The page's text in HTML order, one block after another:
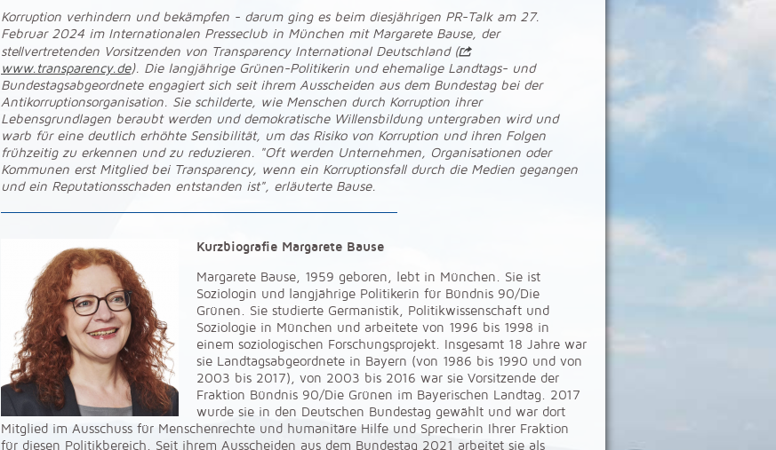
Korruption verhindern und bekämpfen - darum ging es beim diesjährigen PR-Talk am 27.
Februar 2024 im Internationalen Presseclub in München mit Margarete Bause, der
stellvertretenden Vorsitzenden von Transparency International Deutschland (
www.transparency.de). Die langjährige Grünen-Politikerin und ehemalige Landtags- und
Bundestagsabgeordnete engagiert sich seit ihrem Ausscheiden aus dem Bundestag bei der
Antikorruptionsorganisation. Sie schilderte, wie Menschen durch Korruption ihrer
Lebensgrundlagen beraubt werden und demokratische Willensbildung untergraben wird und
warb für eine deutlich erhöhte Sensibilität, um das Risiko von Korruption und ihren Folgen
frühzeitig zu erkennen und zu reduzieren. "Oft werden Unternehmen, Organisationen oder
Kommunen erst Mitglied bei Transparency, wenn ein Korruptionsfall durch die Medien gegangen
und ein Reputationsschaden entstanden ist", erläuterte Bause.
Kurzbiografie Margarete Bause
Margarete Bause, 1959 geboren, lebt in München. Sie ist
Soziologin und langjährige Politikerin für Bündnis 90/Die
Grünen. Sie studierte Germanistik, Politikwissenschaft und
Soziologie in München und arbeitete von 1996 bis 1998 in
einem soziologischen Forschungsprojekt. Insgesamt 18 Jahre war
sie Landtagsabgeordnete in Bayern (von 1986 bis 1990 und von
2003 bis 2017), von 2003 bis 2016 war sie Vorsitzende der
Fraktion Bündnis 90/Die Grünen im Bayerischen Landtag. 2017
wurde sie in den Deutschen Bundestag gewählt und war dort
Mitglied im Ausschuss für Menschenrechte und humanitäre Hilfe und Sprecherin Ihrer Fraktion
für diesen Politikbereich. Seit ihrem Ausscheiden aus dem Bundestag 2021 arbeitet sie als